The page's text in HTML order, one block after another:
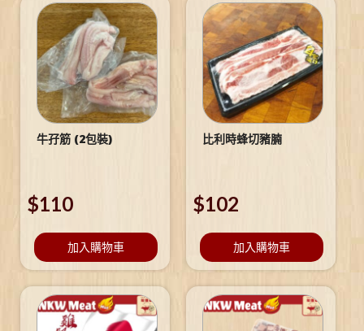
牛孖筋 (2包裝)
$110
加入購物車
比利時蜂切豬腩
$102
加入購物車